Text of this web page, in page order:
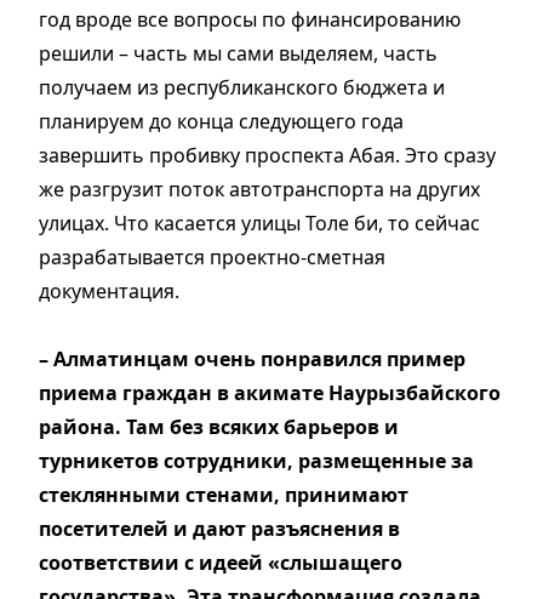
год вроде все вопросы по финансированию
решили – часть мы сами выделяем, часть
получаем из республиканского бюджета и
планируем до конца следующего года
завершить пробивку проспекта Абая. Это сразу
же разгрузит поток автотранспорта на других
улицах. Что касается улицы Толе би, то сейчас
разрабатывается проектно-сметная
документация.
– Алматинцам очень понравился пример
приема граждан в акимате Наурызбайского
района. Там без всяких барьеров и
турникетов сотрудники, размещенные за
стеклянными стенами, принимают
посетителей и дают разъяснения в
соответствии с идеей «слышащего